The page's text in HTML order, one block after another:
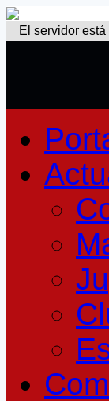
El servidor